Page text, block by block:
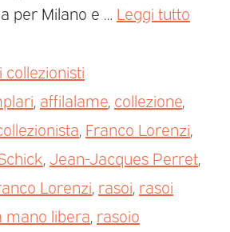
per Milano e … Leggi tutto
collezionisti
affilalame collezione
Franco Lorenzi
Jean-Jacques Perret
Lorenzi rasoi rasoi
mano libera rasoio